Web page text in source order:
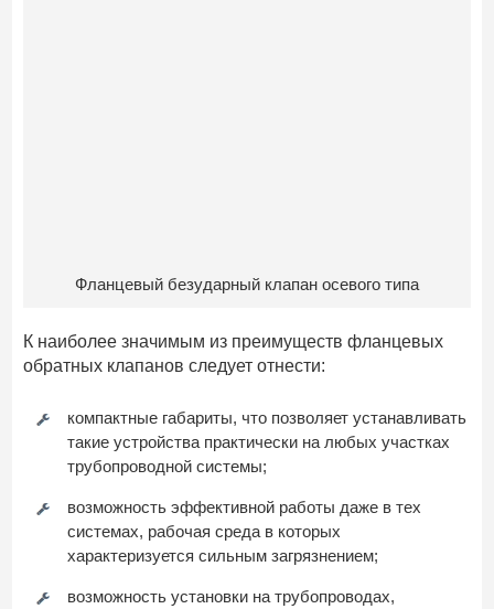
Фланцевый безударный клапан осевого типа
К наиболее значимым из преимуществ фланцевых
обратных клапанов следует отнести:
компактные габариты, что позволяет устанавливать
такие устройства практически на любых участках
трубопроводной системы;
возможность эффективной работы даже в тех
системах, рабочая среда в которых
характеризуется сильным загрязнением;
возможность установки на трубопроводах,